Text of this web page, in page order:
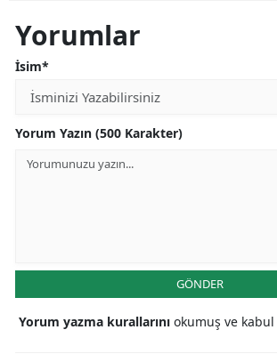
Yorumlar
İsim*
Yorum Yazın (500 Karakter)
GÖNDER
Yorum yazma kurallarını okumuş ve kabul